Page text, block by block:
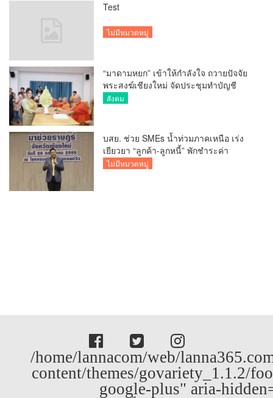
Test
ไม่มีหมวดหมู่
“มาดามหยก” เข้าให้กำลังใจ ถวายปัจจัย
พระสงฆ์เชียงใหม่ จัดประชุมทำบัญชี
รายรับรายจ่ายของวัด กว่า 300 รูป ที่วัด
สังคม
บสย. ช่วย SMEs น้ำท่วมภาคเหนือ เร่ง
เยียวยา “ลูกค้า-ลูกหนี้” พักชำระค่า
ธรรมเนียม-ค่างวด
ไม่มีหมวดหมู่
/home/lannacom/web/
content/themes/govariety_1.1.2/
google-plus" aria-